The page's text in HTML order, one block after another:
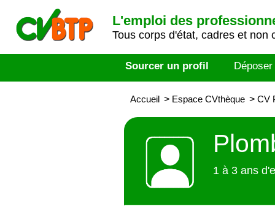
L'emploi des
Tous corps d'état, cadres et non
Sourcer un profil
Accueil > Espace CVthèque > CV
1 à 3 ans